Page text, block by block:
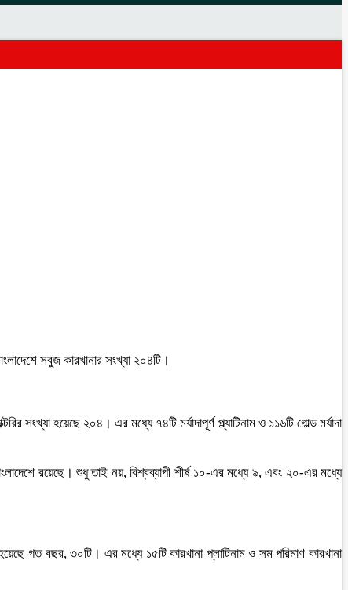
সবুজ কারখানার সংখ্যা ২০৪টি।
সংখ্যা হয়েছে ২০৪। এর মধ্যে ৭৪টি মর্যাদাপূর্ণ প্ল্যাটিনাম ও ১১৬টি গোল্ড মর্যাদা
রয়েছে। শুধু তাই নয়, বিশ্বব্যাপী শীর্ষ ১০-এর মধ্যে ৯, এবং ২০-এর মধ্যে
গত বছর, ৩০টি। এর মধ্যে ১৫টি কারখানা প্লাটিনাম ও সম পরিমাণ কারখানা